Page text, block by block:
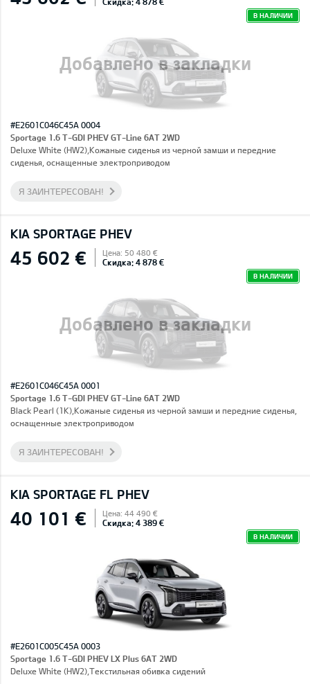
Добавлено в закладки
В НАЛИЧИИ
#E2601C046C45A 0004
Sportage 1.6 T-GDI PHEV GT-Line 6AT 2WD
Deluxe White (HW2),Кожаные сиденья из черной замши и передние
сиденья, оснащенные электроприводом
Я ЗАИНТЕРЕСОВАН!
KIA SPORTAGE PHEV
Добавлено в закладки
45 602 € Цена: 50 480 €
Скидка: 4 878 €
В НАЛИЧИИ
#E2601C046C45A 0001
Sportage 1.6 T-GDI PHEV GT-Line 6AT 2WD
Black Pearl (1K),Кожаные сиденья из черной замши и передние сиденья,
оснащенные электроприводом
Я ЗАИНТЕРЕСОВАН!
KIA SPORTAGE FL PHEV
40 101 € Цена: 44 490 €
Скидка: 4 389 €
В НАЛИЧИИ
#E2601C005C45A 0003
Sportage 1.6 T-GDI PHEV LX Plus 6AT 2WD
Deluxe White (HW2),Текстильная обивка сидений